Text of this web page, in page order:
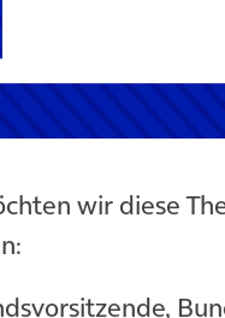
wir diese